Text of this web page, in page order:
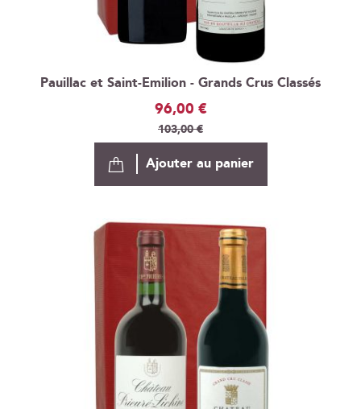
Pauillac et Saint-Emilion - Grands Crus Classés
Prix
Spécial
96,00 €
103,00 €
Ajouter au panier